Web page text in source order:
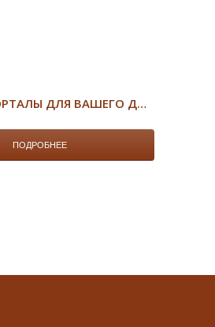
АРОЧНЫЕ ПОРТАЛЫ ДЛЯ ВАШЕГО ДОМА
ПОДРОБНЕЕ